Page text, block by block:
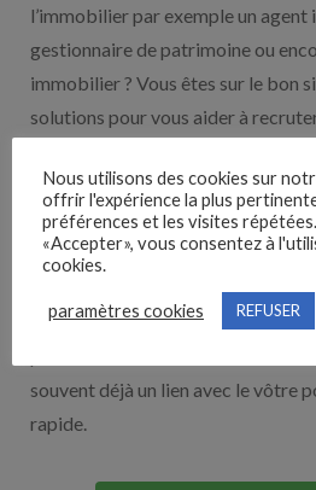
l’immobilier par exemple un agent
gestionnaire de patrimoine ou
immobilier ? Vous êtes sur le bon
solutions pour vous aider à
Nos solutions
Découvrez nos partenaires !
multidiffuseurs, sites payant…
souvent déjà un lien avec le vôtre
rapide.
Nous utilisons des cookies sur
offrir l'expérience la plus
préférences et les visites
«Accepter», vous consentez à
cookies.
paramètres cookies REFUSER